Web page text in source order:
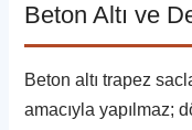
Beton Altı ve
Beton altı trapez
amacıyla yapılmaz;